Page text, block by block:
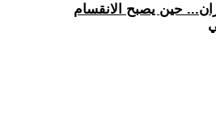
حين يصبح الانقسام